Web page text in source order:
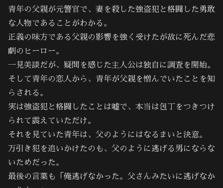
青年の父親が元警官で、妻を殺した強盗犯と格闘した勇敢
な人物であることがわかる。
正義の味方である父親の影響を強く受けたが故に死んだ悲
劇のヒーロー。
一見美談だが、疑問を感じた主人公は独自に調査を開始。
そして青年の恋人から、青年が父親を憎んでいたことを知
らされる。
実は強盗犯と格闘したことは嘘で、本当は包丁をつきつけ
られて震えていただけ。
それを見ていた青年は、父のようにはなるまいと決意。
万引き犯を追いかけたのも、父のように逃げる男にならな
いためだった。
最後の言葉も「俺逃げなかった。父さんみたいに逃げなか